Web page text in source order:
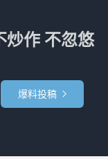
炒作 不忽悠
爆料投稿 